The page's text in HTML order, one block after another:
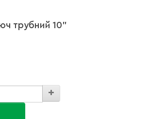
трубний 10"